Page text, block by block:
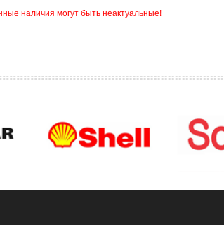
наличия могут быть неактуальные!